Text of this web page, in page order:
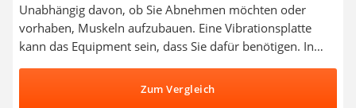
Unabhängig davon, ob Sie Abnehmen möchten oder
vorhaben, Muskeln aufzubauen. Eine Vibrationsplatte
kann das Equipment sein, dass Sie dafür benötigen. In
Modelle gut abgeschnitten, die mit einer Vielzahl von
Programmen überzeugen konnten. Entscheiden Sie sich
Zum Vergleich